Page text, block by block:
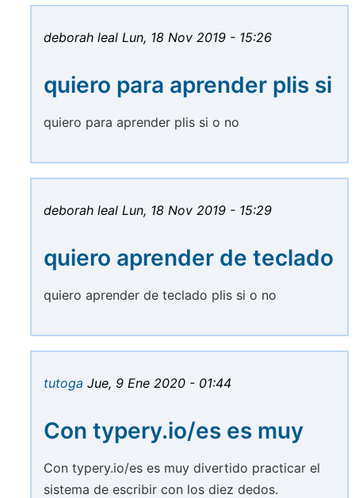
deborah leal Lun, 18 Nov 2019 - 15:26
quiero para aprender plis si
quiero para aprender plis si o no
deborah leal Lun, 18 Nov 2019 - 15:29
quiero aprender de teclado
quiero aprender de teclado plis si o no
tutoga Jue, 9 Ene 2020 - 01:44
Con typery.io/es es muy
Con typery.io/es es muy divertido practicar el
sistema de escribir con los diez dedos.